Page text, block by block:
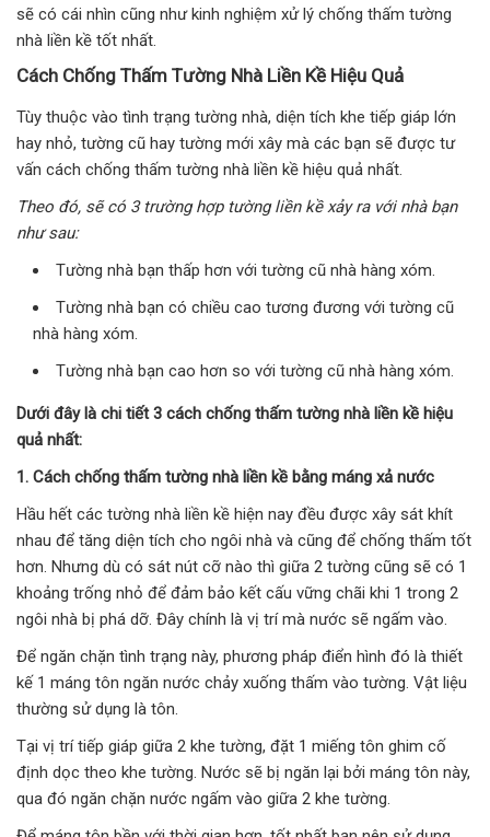
sẽ có cái nhìn cũng như kinh nghiệm xử lý chống thấm tường
nhà liền kề tốt nhất.
Cách Chống Thấm Tường Nhà Liền Kề Hiệu Quả
Tùy thuộc vào tình trạng tường nhà, diện tích khe tiếp giáp lớn
hay nhỏ, tường cũ hay tường mới xây mà các bạn sẽ được tư
vấn cách chống thấm tường nhà liền kề hiệu quả nhất.
Theo đó, sẽ có 3 trường hợp tường liền kề xảy ra với nhà bạn
như sau:
Tường nhà bạn thấp hơn với tường cũ nhà hàng xóm.
Tường nhà bạn có chiều cao tương đương với tường cũ
nhà hàng xóm.
Tường nhà bạn cao hơn so với tường cũ nhà hàng xóm.
Dưới đây là chi tiết 3 cách chống thấm tường nhà liền kề hiệu
quả nhất:
1. Cách chống thấm tường nhà liền kề bằng máng xả nước
Hầu hết các tường nhà liền kề hiện nay đều được xây sát khít
nhau để tăng diện tích cho ngôi nhà và cũng để chống thấm tốt
hơn. Nhưng dù có sát nút cỡ nào thì giữa 2 tường cũng sẽ có 1
khoảng trống nhỏ để đảm bảo kết cấu vững chãi khi 1 trong 2
ngôi nhà bị phá dỡ. Đây chính là vị trí mà nước sẽ ngấm vào.
Để ngăn chặn tình trạng này, phương pháp điển hình đó là thiết
kế 1 máng tôn ngăn nước chảy xuống thấm vào tường. Vật liệu
thường sử dụng là tôn.
Tại vị trí tiếp giáp giữa 2 khe tường, đặt 1 miếng tôn ghim cố
định dọc theo khe tường. Nước sẽ bị ngăn lại bởi máng tôn này,
qua đó ngăn chặn nước ngấm vào giữa 2 khe tường.